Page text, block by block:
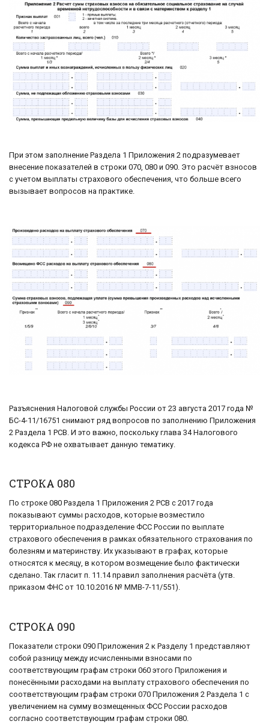
При этом заполнение Раздела 1 Приложения 2 подразумевает
внесение показателей в строки 070, 080 и 090. Это расчёт взносов
с учетом выплаты страхового обеспечения, что больше всего
вызывает вопросов на практике.
Разъяснения Налоговой службы России от 23 августа 2017 года №
БС-4-11/16751 снимают ряд вопросов по заполнению Приложения
2 Раздела 1 РСВ. И это важно, поскольку глава 34 Налогового
кодекса РФ не охватывает данную тематику.
СТРОКА 080
По строке 080 Раздела 1 Приложения 2 РСВ с 2017 года
показывают суммы расходов, которые возместило
территориальное подразделение ФСС России по выплате
страхового обеспечения в рамках обязательного страхования по
болезням и материнству. Их указывают в графах, которые
относятся к месяцу, в котором возмещение было фактически
сделано. Так гласит п. 11.14 правил заполнения расчёта (утв.
приказом ФНС от 10.10.2016 № ММВ-7-11/551).
СТРОКА 090
Показатели строки 090 Приложения 2 к Разделу 1 представляют
собой разницу между исчисленными взносами по
соответствующим графам строки 060 этого Приложения и
понесёнными расходами на выплату страхового обеспечения по
соответствующим графам строки 070 Приложения 2 Раздела 1 с
увеличением на сумму возмещенных ФСС России расходов
согласно соответствующим графам строки 080.